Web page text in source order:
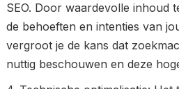
SEO. Door waardevolle inhoud
de behoeften en intenties van
vergroot je de kans dat
nuttig beschouwen en deze